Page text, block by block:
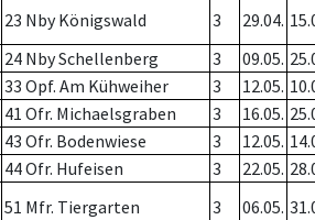
23 Nby Königswald 3 29.04.
24 Nby Schellenberg 3 09.05.
33 Opf. Am Kühweiher 3 12.05.
41 Ofr. Michaelsgraben 3 16.05.
43 Ofr. Bodenwiese 3 12.05.
44 Ofr. Hufeisen 3 22.05.
51 Mfr. Tiergarten 3 06.05.